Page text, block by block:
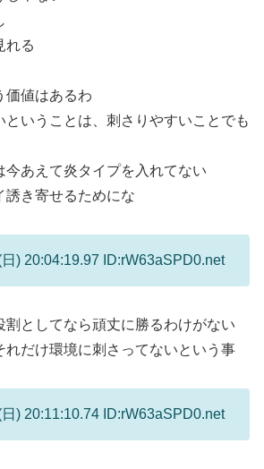
れる
価値はあるわ
ということは、刺さりやすいことでも
今あえて炎タイプを入れてない
誘き寄せるためにな
) 20:04:19.97 ID:rW63aSPD0.net
割としてなら頑丈に勝るわけがない
れだけ環境に刺さってないという事
) 20:11:10.74 ID:rW63aSPD0.net